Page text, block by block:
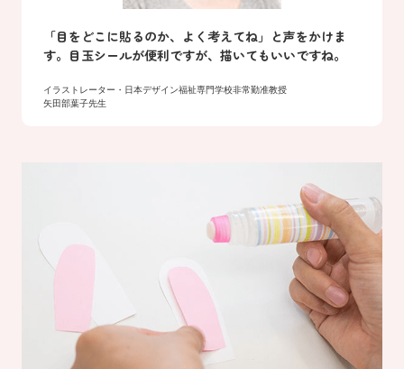
「目をどこに貼るのか、よく考えてね」と声をかけま
す。目玉シールが便利ですが、描いてもいいですね。
イラストレーター・日本デザイン福祉専門学校非常勤准教授
矢田部葉子先生